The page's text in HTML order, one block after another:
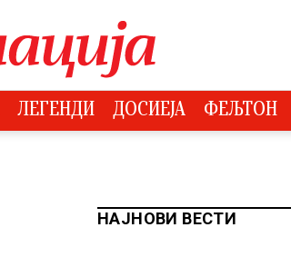
ЛЕГЕНДИ ДОСИЕЈА ФЕЉТОН
НАЈНОВИ ВЕСТИ